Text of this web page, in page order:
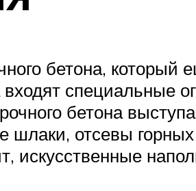
бетона,
специальные
бетона
шлаки, отсевы
искусственные